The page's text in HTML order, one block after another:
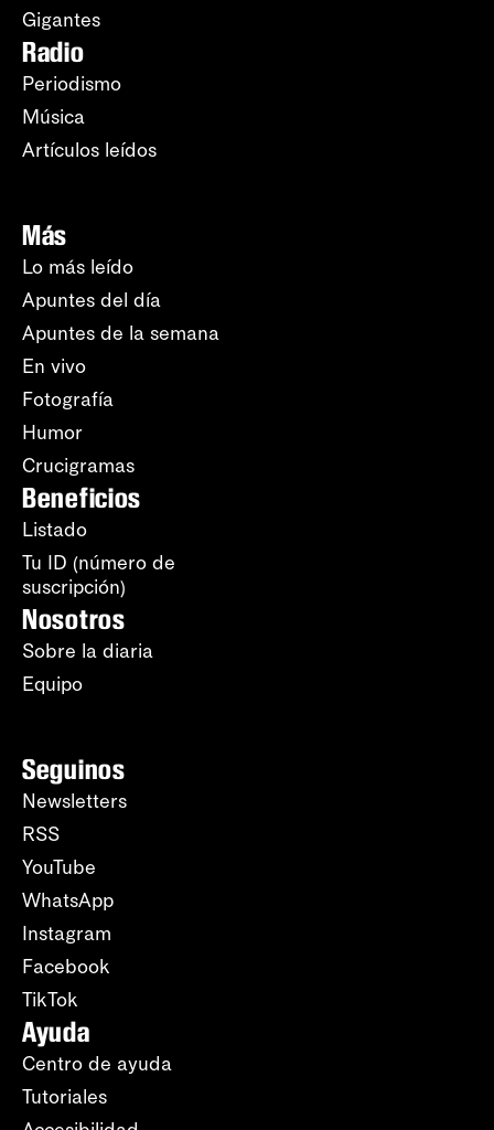
Gigantes
Radio
Periodismo
Música
Artículos leídos
Más
Lo más leído
Apuntes del día
Apuntes de la semana
En vivo
Fotografía
Humor
Crucigramas
Beneficios
Listado
Tu ID (número de
suscripción)
Nosotros
Sobre la diaria
Equipo
Seguinos
Newsletters
RSS
YouTube
WhatsApp
Instagram
Facebook
TikTok
Ayuda
Centro de ayuda
Tutoriales